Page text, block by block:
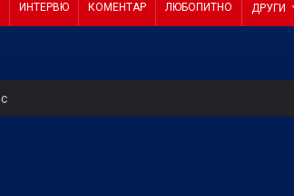
ИНТЕРВЮ КОМЕНТАР ЛЮБОПИТНО ДРУГИ
и срещу Септември